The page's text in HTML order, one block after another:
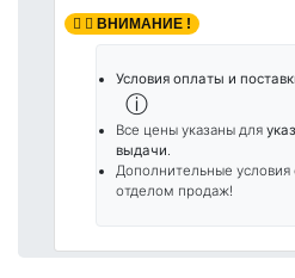
ВНИМАНИЕ !
Условия оплаты и
ⓘ
Все цены указаны для
выдачи.
Дополнительные условия
отделом продаж!